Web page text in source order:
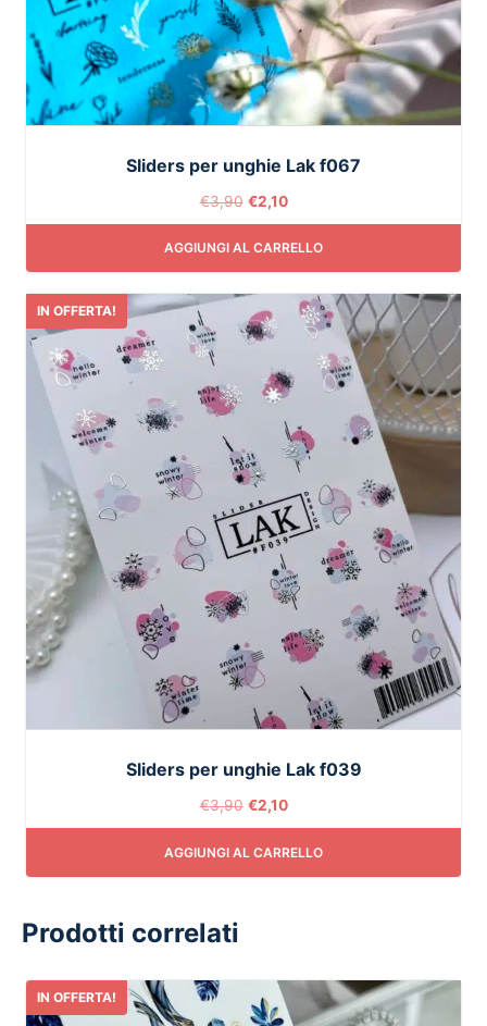
Sliders per unghie Lak f067
€3,90 €2,10
AGGIUNGI AL CARRELLO
IN OFFERTA!
Sliders per unghie Lak f039
€3,90 €2,10
AGGIUNGI AL CARRELLO
Prodotti correlati
IN OFFERTA!